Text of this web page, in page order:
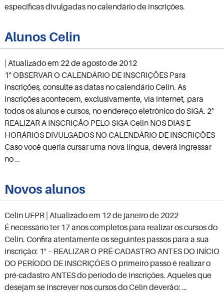
específicas divulgadas no calendário de inscrições.
Alunos Celin
| Atualizado em 22 de agosto de 2012
1° OBSERVAR O CALENDÁRIO DE INSCRIÇÕES Para
inscrições, consulte as datas no calendário Celin. As
inscrições acontecem, exclusivamente, via internet, para
todos os alunos e cursos, no endereço eletrônico do SIGA. 2°
REALIZAR A INSCRIÇÃO PELO SIGA Celin NOS DIAS E
HORÁRIOS DIVULGADOS NO CALENDÁRIO DE INSCRIÇÕES
Caso você queria cursar uma nova língua, deverá ingressar
no…
Novos alunos
Celin UFPR | Atualizado em 12 de janeiro de 2022
É necessário ter 17 anos completos para realizar os cursos do
Celin. Confira atentamente os seguintes passos para a sua
inscrição: 1° – REALIZAR O PRÉ-CADASTRO ANTES DO INÍCIO
DO PERÍODO DE INSCRIÇÕES O primeiro passo é realizar o
pré-cadastro ANTES do período de inscrições. Aqueles que
desejam se inscrever nos cursos do Celin deverão: …